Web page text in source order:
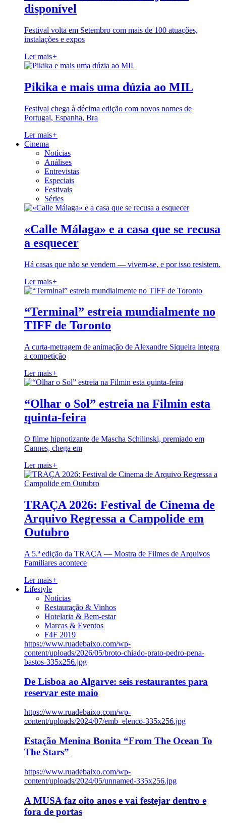
disponível
Festival volta em Setembro com mais de 100 atuações,
instalações e expos
Ler mais+
Pikika e mais uma dúzia ao MIL
Festival chega à décima edição com novos nomes de
Portugal, Espanha, Bra
Ler mais+
Cinema
Notícias
Análises
Entrevistas
Especiais
Festivais
Séries
«Calle Málaga» e a casa que se recusa
a esquecer
Há casas que não se vendem — vivem-se, e por isso resistem.
Ler mais+
“Terminal” estreia mundialmente no
TIFF de Toronto
A curta-metragem de animação de Alexandre Siqueira integra
a competição
Ler mais+
“Olhar o Sol” estreia na Filmin esta
quinta-feira
O filme hipnotizante de Mascha Schilinski, premiado em
Cannes, chega em
Ler mais+
TRAÇA 2026: Festival de Cinema de
Arquivo Regressa a Campolide em
Outubro
A 5.ª edição da TRAÇA — Mostra de Filmes de Arquivos
Familiares acontece
Ler mais+
Lifestyle
Notícias
Restauração & Vinhos
Hotelaria & Bem-estar
Marcas & Eventos
F4F 2019
https://www.ruadebaixo.com/wp-
content/uploads/2026/05/broto-chiado-prato-pedro-pena-
bastos-335x256.jpg
De Lisboa ao Algarve: seis restaurantes para
reservar este maio
https://www.ruadebaixo.com/wp-
content/uploads/2024/07/emb_elenco-335x256.jpg
Estação Menina Bonita “From The Ocean To
The Stars”
https://www.ruadebaixo.com/wp-
content/uploads/2024/05/unnamed-335x256.jpg
A MUSA faz oito anos e vai festejar dentro e
fora de portas